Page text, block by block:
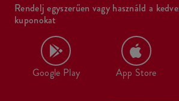
Rendelj egyszerűen vagy használd a
kuponokat
Google Play App Store